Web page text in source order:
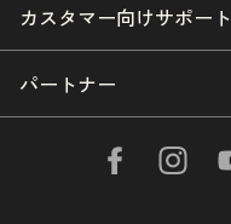
カスタマー向けサポート
パートナー